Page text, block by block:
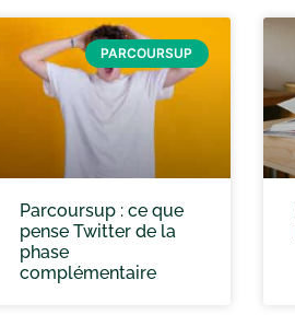
PARCOURSUP
Parcoursup : ce que
pense Twitter de la
phase
complémentaire